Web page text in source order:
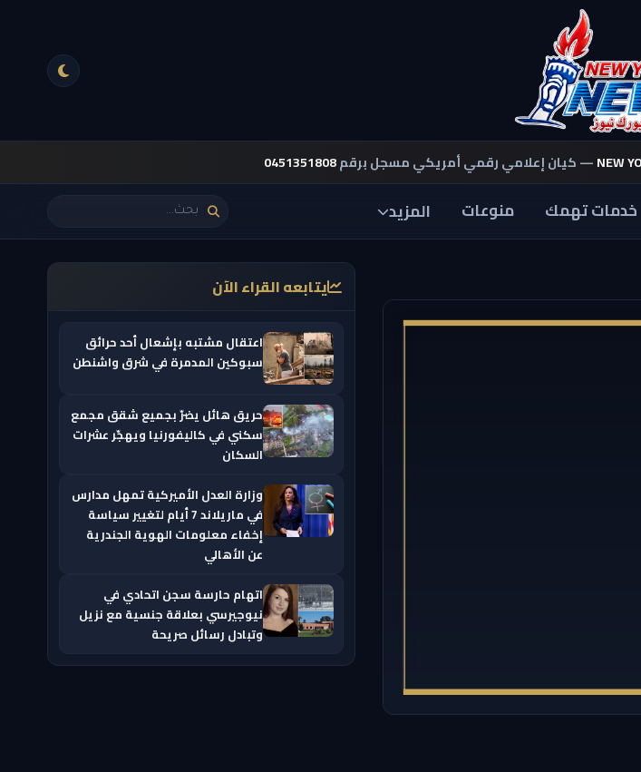
NEW— كيان إعلامي رقمي أمريكي مسجل برقم0451351808
خدمات تهمك منوعات المزيد
يتابعه القراء الآن
اعتقال مشتبه بإشعال أحد حرائق
سبوكين المدمرة في شرق واشنطن
حريق هائل يضرّ بجميع شقق مجمع
سكني في كاليفورنيا ويهجّر عشرات
السكان
وزارة العدل الأميركية تمهل مدارس
في ماريلاند 7 أيام لتغيير سياسة
إخفاء معلومات الهوية الجندرية
عن الأهالي
اتهام حارسة سجن اتحادي في
نيوجيرسي بعلاقة جنسية مع نزيل
وتبادل رسائل صريحة